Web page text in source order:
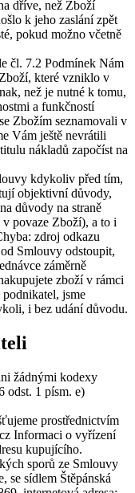
dříve, než Zboží
k jeho zaslání zpět
pokud možno včetně
čl. 7.2 Podmínek Nám
které vzniklo v
než je nutné k tomu,
a funkčností
Zbožím seznamovali v
Vám ještě nevrátili
nákladů započíst na
kdykoliv před tím,
objektivní důvody,
důvody na straně
povaze Zboží), a to i
zdroj odkazu
Smlouvy odstoupit,
záměrně
zboží v rámci
jsme
i bez udání důvodu.
žádnými kodexy
odst. 1 písm. e)
prostřednictvím
Informaci o vyřízení
kupujícího.
sporů ze Smlouvy
se sídlem Štěpánská